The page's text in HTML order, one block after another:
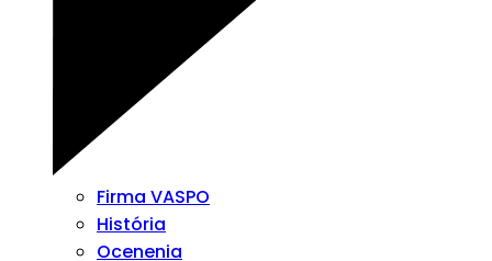
Firma VASPO
História
Ocenenia